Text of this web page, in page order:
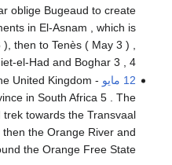
oblige Bugeaud to create
in El-Asnam , which is
then to Tenès ( May 3 ) ,
el-Had and Boghar 3 , 4 .
12 مايو
United Kingdom
in South Africa 5 . The
towards the Transvaal
then the Orange River and
the Orange Free State .